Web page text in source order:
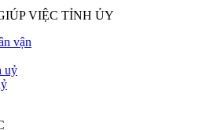
VIỆC TỈNH ỦY
vận
uỷ